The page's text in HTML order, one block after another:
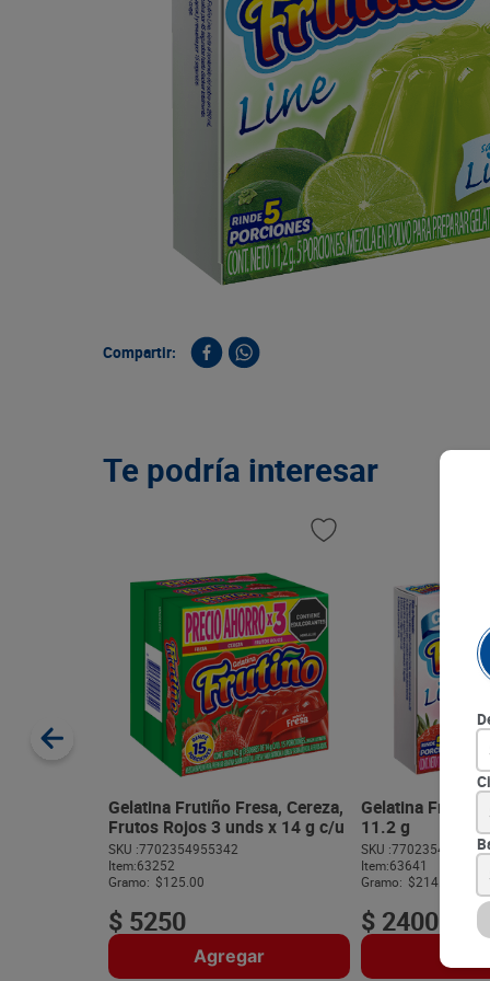
9.
queso
10. papa
Compartir:
Te podría interesar
Gelatina Frutiño Fresa, Cereza,
Frutos Rojos 3 unds x 14 g c/u
SKU :7702354955342
Item:63252
Gramo: $125.00
$ 5250
Agregar
Gelatina Frutino
11.2 g
SKU :
Item:63641
Gramo: $214.29
$ 2400